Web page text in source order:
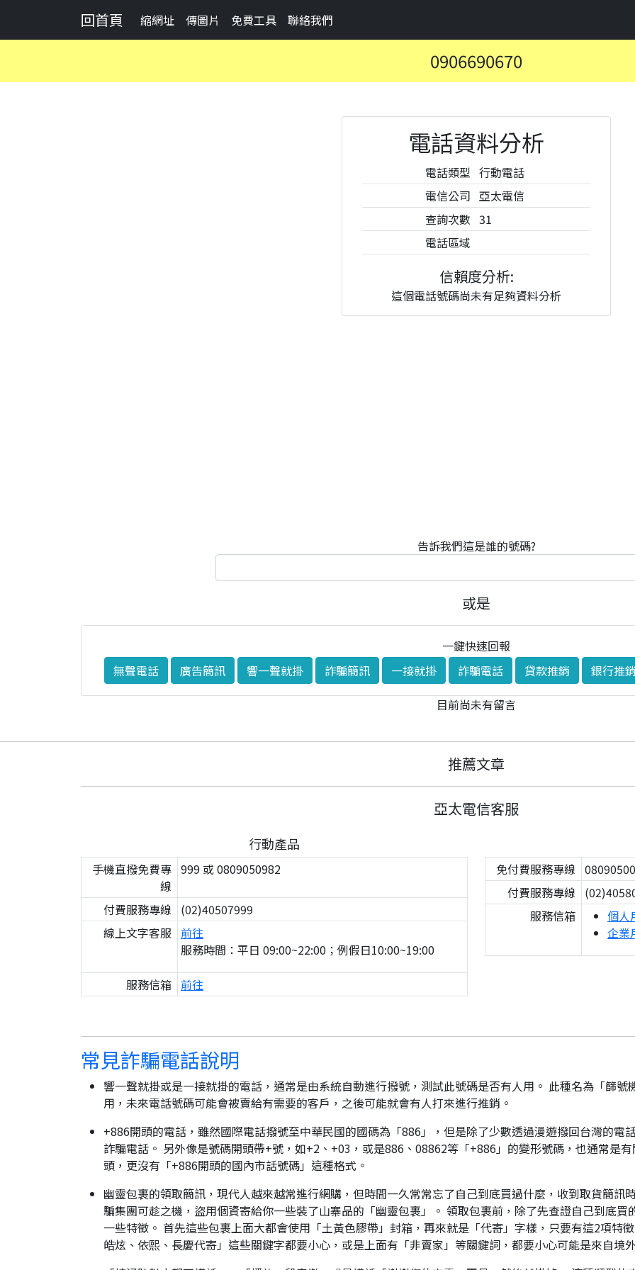
回首頁 縮網址 傳圖片 免費工具 聯絡我們
0906690670
電話資料分析
電話類型 行動電話
電信公司 亞太電信
查詢次數 31
電話區域
信賴度分析:
這個電話號碼尚未有足夠資料分析
告訴我們這是誰的號碼?
或是
一鍵快速回報
無聲電話
廣告簡訊 響一聲就掛 詐騙簡訊 一接就掛 詐騙電話 貸款推銷
銀行推
目前尚未有留言
推薦文章
亞太電信客服
行動產品
手機直撥免費專
線
999 或 0809050982
付費服務專線
(02)40507999
線上文字客服 前往
服務時間：平日 09:00~22:00；例假日10:00~19:00
服務信箱 前往
免付費服務專線
付費服務專線
服務信箱
個人
企業
常見詐騙電話說明
響一聲就掛或是一接就掛的電話，通常是由系統自動進行撥號，測試此號碼是否有人用。 此種名為「篩
用，未來電話號碼可能會被賣給有需要的客戶，之後可能就會有人打來進行推銷。
+886開頭的電話，雖然國際電話撥號至中華民國的國碼為「886」，但是除了少數透過漫遊撥回台灣的電
詐騙電話。 另外像是號碼開頭帶+號，如+2、+03，或是886、08862等「+886」的變形號碼，也通常是
頭，更沒有「+886開頭的國內市話號碼」這種格式。
幽靈包裹的領取簡訊，現代人越來越常進行網購，但時間一久常常忘了自己到底買過什麼，收到取貨簡訊
騙集團可趁之機，盜用個資寄給你一些裝了山寨品的「幽靈包裹」。 領取包裹前，除了先查證自己到底
一些特徵。 首先這些包裹上面大都會使用「土黃色膠帶」封箱，再來就是「代寄」字樣，只要有這2項特
皓炫、依熙、長慶代寄」這些關鍵字都要小心，或是上面有「非賣家」等關鍵詞，都要小心可能是來自境